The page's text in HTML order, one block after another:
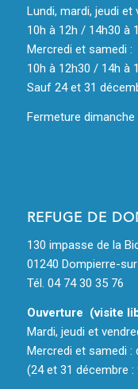
Lundi, mardi, jeudi et
10h à 12h / 14h30 à
Mercredi et samedi :
10h à 12h30 / 14h à
Sauf 24 et 31
Fermeture
REFUGE DE
130 impasse de la
01240 Dompierre-
Tél. 04 74 30 35 76
Ouverture (visite
Mardi, jeudi et
Mercredi et samedi :
(24 et 31 décembre :